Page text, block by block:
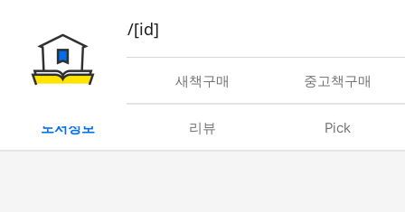
book/rent/[id]
대여 새책구매 중고책구매
도서정보 리뷰 Pick